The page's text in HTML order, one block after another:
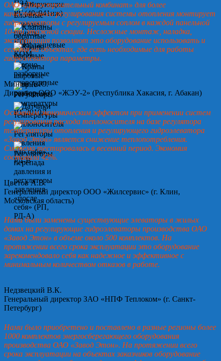
ОАО «Домостроительный комбинат» для более
качественного регулирования системы отопления монтирует
гидроэлеваторы с регулируемым соплом в каждой панельной
10-ти этажной секции. Несложные монтаж, наладка,
эксплуатация позволяют это оборудование использовать и
сегодня на объектах, где есть необходимые для работы
гидроэлеватора параметры.
Минин А.Ю.
Директор ООО «ЖЭУ-2» (Республика Хакасия, г. Абакан)
Основным экономическим эффектом при применении систем
регулирования расхода теплоносителя на базе регулятора
температуры отопления и регулирующего гидроэлеватора
«Завод Этон» является снижение теплопотребления.
Система тестировалась в весенний период. Экономия
составила 42%.
Цветов А.В.
Генеральный директор ООО «Жилсервис» (г. Клин,
Московская область)
Нами были заменены существующие элеваторы в жилых
домах на регулирующие гидроэлеваторы производства ОАО
«Завод Этон» в объеме около 500 комплектов. На
протяжении всего срока эксплуатации это оборудование
зарекомендовало себя как надежное и эффективное с
минимальным количеством отказов в работе.
Недзвецкий В.К.
Генеральный директор ЗАО «НПФ Теплоком» (г. Санкт-
Петербург)
Нами было приобретено и поставлено в разные регионы более
1000 комплектов энергосберегающего оборудования
производства ОАО «Завод Этон». На протяжении всего
срока эксплуатации на объектах заказчиков оборудование